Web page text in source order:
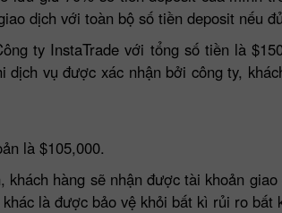
dịch với toàn bộ số tiền deposit nếu
ty InstaTrade với tổng số tiền là
vụ được xác nhận bởi công ty,
là $105,000.
hàng sẽ nhận được tài khoản
là được bảo vệ khỏi bất kì rủi ro bất